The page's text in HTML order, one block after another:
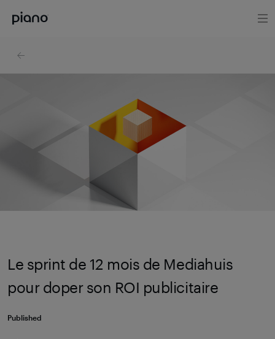
Le sprint de 12 mois de Mediahuis
pour doper son ROI publicitaire
Published